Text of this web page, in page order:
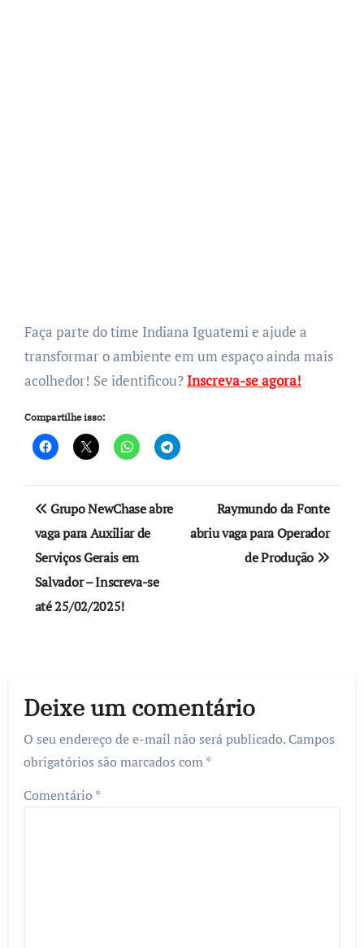
Faça parte do time Indiana Iguatemi e ajude a
transformar o ambiente em um espaço ainda mais
acolhedor! Se identificou?Inscreva-se agora!
Compartilhe isso:
Navegação
de
Post
Grupo NewChase abre
vaga para Auxiliar de
Serviços Gerais em
Salvador – Inscreva-se
até 25/02/2025!
Raymundo da Fonte
abriu vaga para Operador
de Produção
Deixe um comentário
O seu endereço de e-mail não será publicado. Campos
obrigatórios são marcados com*
Comentário *